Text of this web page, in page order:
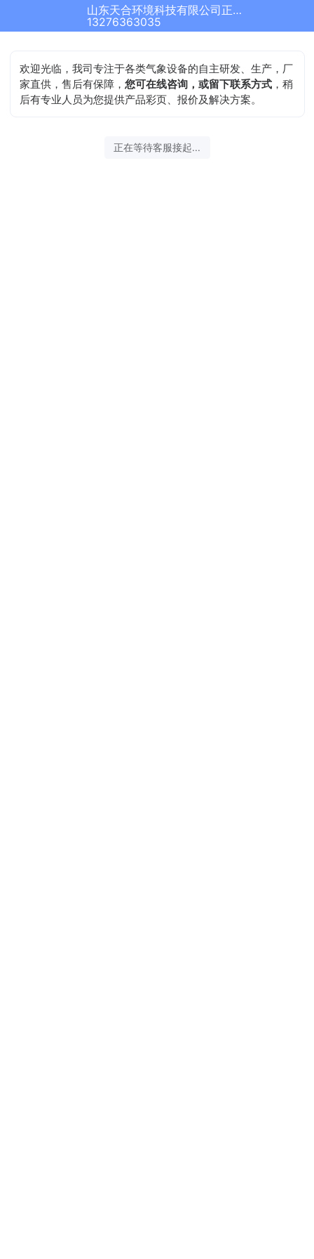
山东天合环境科技有限公司正在为您服务
13276363035
欢迎光临，我司专注于各类气象设备的自主研发、生产，厂
家直供，售后有保障，您可在线咨询，或留下联系方式 ，稍
后有专业人员为您提供产品彩页、报价及解决方案。
正在等待客服接起...